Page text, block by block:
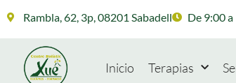
Rambla, 62, 3p, 08201 Sabadell De 9:00
Inicio Terapias